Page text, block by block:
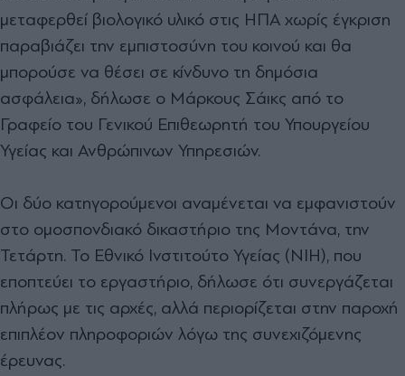
μεταφερθεί βιολογικό υλικό στις ΗΠΑ χωρίς έγκριση
παραβιάζει την εμπιστοσύνη του κοινού και θα
μπορούσε να θέσει σε κίνδυνο τη δημόσια
ασφάλεια», δήλωσε ο Μάρκους Σάικς από το
Γραφείο του Γενικού Επιθεωρητή του Υπουργείου
Υγείας και Ανθρώπινων Υπηρεσιών.
Οι δύο κατηγορούμενοι αναμένεται να εμφανιστούν
στο ομοσπονδιακό δικαστήριο της Μοντάνα, την
Τετάρτη. Το Εθνικό Ινστιτούτο Υγείας (NIH), που
εποπτεύει το εργαστήριο, δήλωσε ότι συνεργάζεται
πλήρως με τις αρχές, αλλά περιορίζεται στην παροχή
επιπλέον πληροφοριών λόγω της συνεχιζόμενης
έρευνας.